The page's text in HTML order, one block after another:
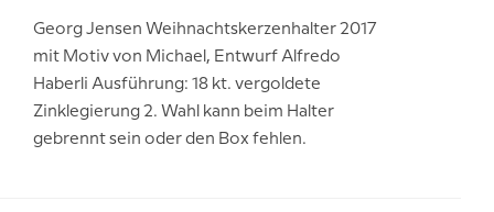
Georg Jensen Weihnachtskerzenhalter 2017
mit Motiv von Michael, Entwurf Alfredo
Haberli Ausführung: 18 kt. vergoldete
Zinklegierung 2. Wahl kann beim Halter
gebrennt sein oder den Box fehlen.